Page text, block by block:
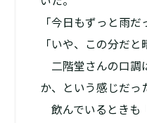
「今日もずっと雨だ
「いや、この分だと
二階堂さんの口調
か、という感じだっ
飲んでいるときも